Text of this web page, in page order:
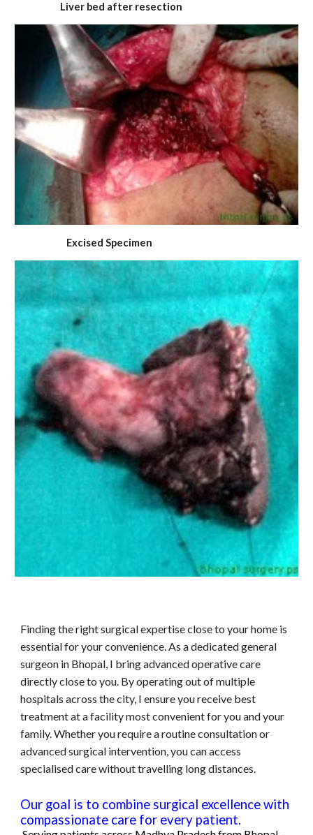
Liver bed after resection
Excised Specimen
Finding the right surgical expertise close to your home is
essential for your convenience. As a dedicated general
surgeon in Bhopal, I bring advanced operative care
directly close to you. By operating out of multiple
hospitals across the city, I ensure you receive best
treatment at a facility most convenient for you and your
family. Whether you require a routine consultation or
advancedsurgical intervention, you can access
specialised care without travelling long distances.
Our goal is to combine surgical excellence with
compassionate care for every patient.